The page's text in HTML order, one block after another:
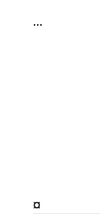
...
¤